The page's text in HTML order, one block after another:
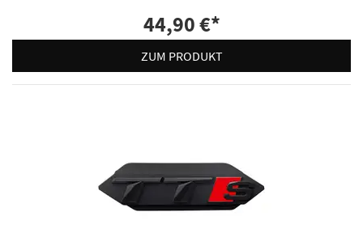
44,90 €*
ZUM PRODUKT